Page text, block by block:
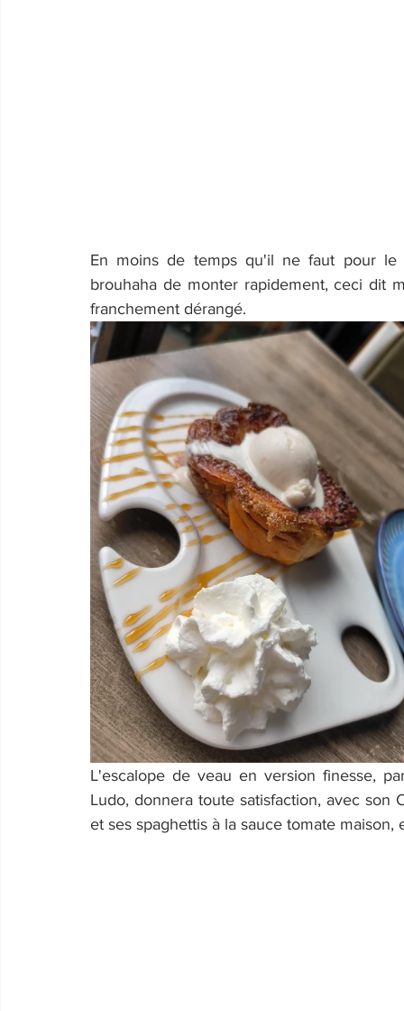
En moins de temps qu'il ne faut pour
brouhaha de monter rapidement, ceci dit
franchement dérangé.
L'escalope de veau en version finesse,
Ludo, donnera toute satisfaction, avec
et ses spaghettis à la sauce tomate maison,